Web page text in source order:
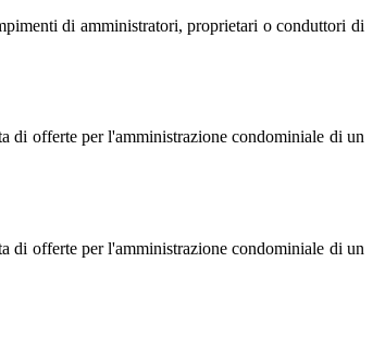
di amministratori, proprietari o conduttori di
di offerte per l'amministrazione condominiale di un
di offerte per l'amministrazione condominiale di un